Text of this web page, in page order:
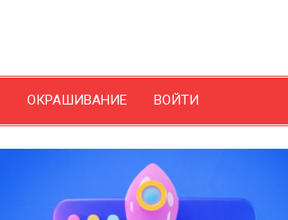
ОКРАШИВАНИЕ ВОЙТИ